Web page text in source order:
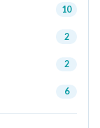
10
2
2
6